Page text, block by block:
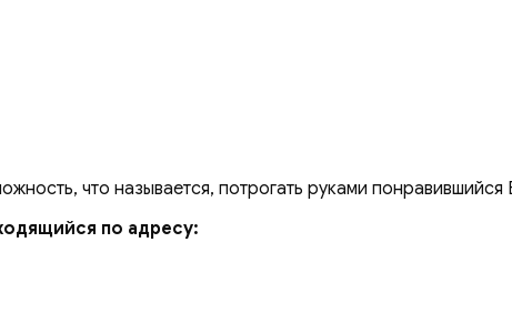
что называется, потрогать руками понравившийся
по адресу: